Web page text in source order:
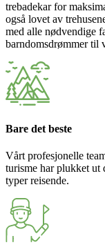
trebadekar for
også lovet av
med alle nødvendige
barndomsdrømmer til
Bare det beste
Vårt profesjonelle
turisme har plukket ut
typer reisende.